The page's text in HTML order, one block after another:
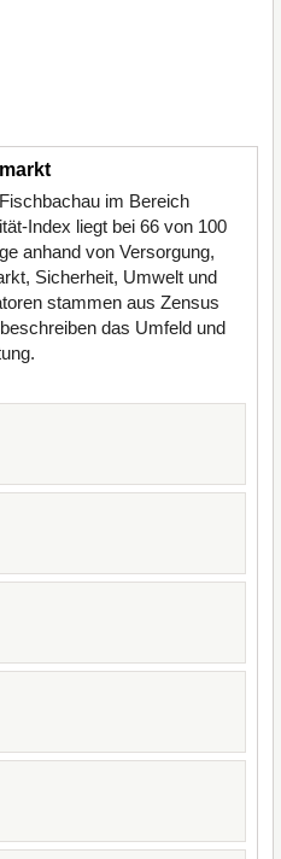
im Bereich
Index liegt bei 66 von 100
anhand von Versorgung,
Sicherheit, Umwelt und
stammen aus Zensus
das Umfeld und